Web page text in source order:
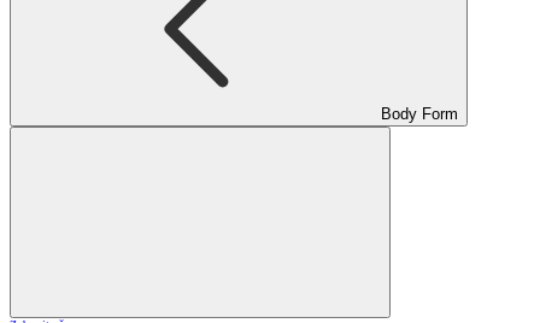
Body Form